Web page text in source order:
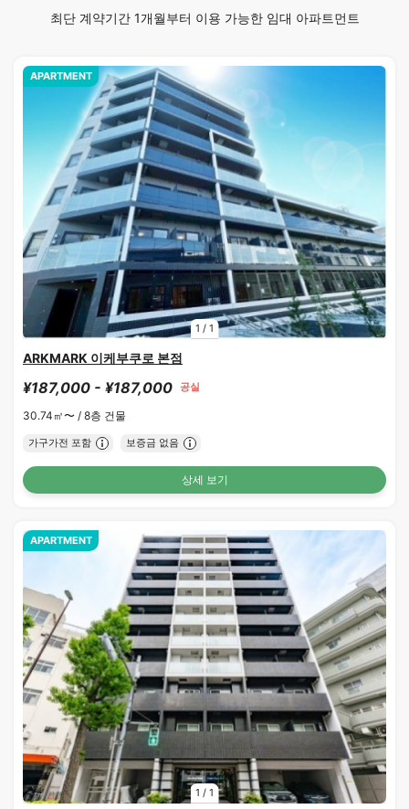
최단 계약기간 1개월부터 이용 가능한 임대 아파트먼트
1 / 1
APARTMENT
ARKMARK 이케부쿠로 본점
¥187,000 - ¥187,000 공실
30.74㎡〜 / 8층 건물
가구가전 포함 보증금 없음
상세 보기
1 / 1
APARTMENT